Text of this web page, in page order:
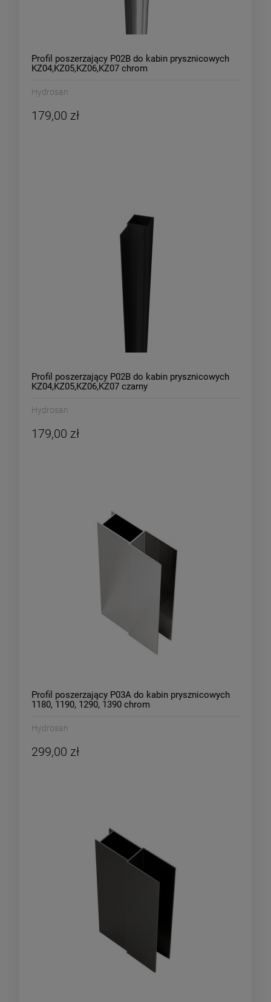
Profil poszerzający P02B do kabin prysznicowych
KZ04,KZ05,KZ06,KZ07 chrom
Hydrosan
179,00 zł
Profil poszerzający P02B do kabin prysznicowych
KZ04,KZ05,KZ06,KZ07 czarny
Hydrosan
179,00 zł
Profil poszerzający P03A do kabin prysznicowych
1180, 1190, 1290, 1390 chrom
Hydrosan
299,00 zł